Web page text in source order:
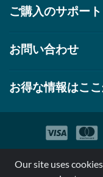
ご購入のサポート
お問い合わせ
お得な情報はこ
*特定商品についての
Our site uses